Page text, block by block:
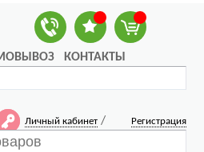
КОНТАКТЫ
Личный кабинет / Регистрация